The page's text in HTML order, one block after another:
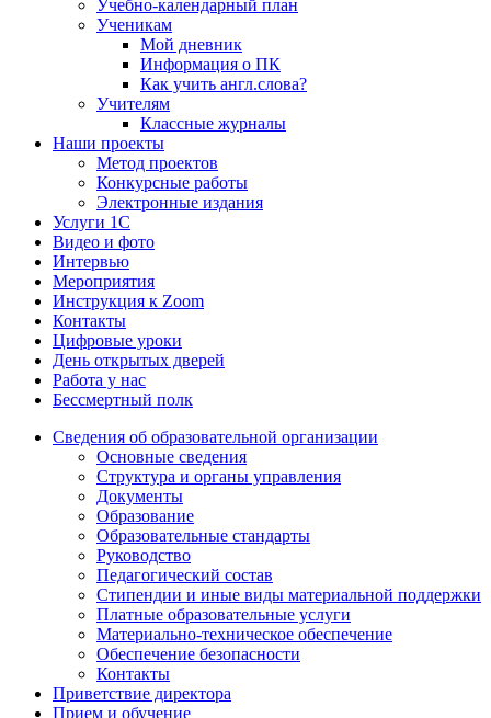
Учебно-календарный план
Ученикам
Мой дневник
Информация о ПК
Как учить англ.слова?
Учителям
Классные журналы
Наши проекты
Метод проектов
Конкурсные работы
Электронные издания
Услуги 1C
Видео и фото
Интервью
Мероприятия
Инструкция к Zoom
Контакты
Цифровые уроки
День открытых дверей
Работа у нас
Бессмертный полк
Сведения об образовательной организации
Основные сведения
Структура и органы управления
Документы
Образование
Образовательные стандарты
Руководство
Педагогический состав
Стипендии и иные виды материальной поддержки
Платные образовательные услуги
Материально-техническое обеспечение
Обеспечение безопасности
Контакты
Приветствие директора
Прием и обучение